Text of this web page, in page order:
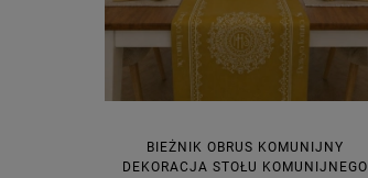
BIEŻNIK OBRUS KOMUNIJNY
DEKORACJA STOŁU KOMUNIJNEGO